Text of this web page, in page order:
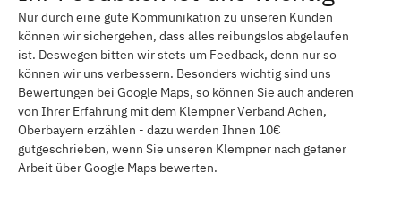
Nur durch eine gute Kommunikation zu unseren Kunden
können wir sichergehen, dass alles reibungslos abgelaufen
ist. Deswegen bitten wir stets um Feedback, denn nur so
können wir uns verbessern. Besonders wichtig sind uns
Bewertungen bei Google Maps, so können Sie auch anderen
von Ihrer Erfahrung mit dem Klempner Verband Achen,
Oberbayern erzählen - dazu werden Ihnen 10€
gutgeschrieben, wenn Sie unseren Klempner nach getaner
Arbeit über Google Maps bewerten.